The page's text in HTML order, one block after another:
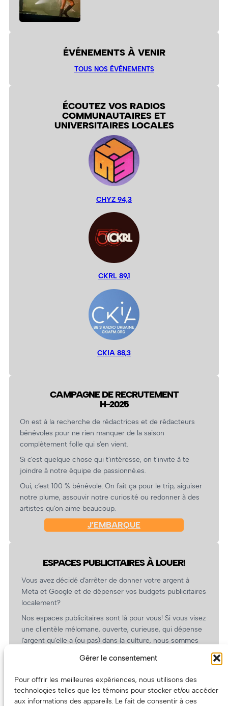
Gérer le consentement
Pour offrir les meilleures expériences, nous utilisons des
technologies telles que les témoins pour stocker et/ou accéder
aux informations des appareils. Le fait de consentir à ces
ÉVÉNEMENTS À VENIR
TOUS NOS ÉVÉNEMENTS
ÉCOUTEZ VOS RADIOS
COMMUNAUTAIRES ET
UNIVERSITAIRES LOCALES
CHYZ 94,3
CKRL 89,1
CKIA 88,3
CAMPAGNE DE RECRUTEMENT
H-2025
On est à la recherche de rédactrices et de rédacteurs
bénévoles pour ne rien manquer de la saison
complètement folle qui s’en vient.
Si c’est quelque chose qui t’intéresse, on t’invite à te
joindre à notre équipe de passionné.es.
Oui, c’est 100 % bénévole. On fait ça pour le trip, aiguiser
notre plume, assouvir notre curiosité ou redonner à des
artistes qu’on aime beaucoup.
J’EMBARQUE
ESPACES PUBLICITAIRES À LOUER!
Vous avez décidé d’arrêter de donner votre argent à
Meta et Google et de dépenser vos budgets publicitaires
localement?
Nos espaces publicitaires sont là pour vous! Si vous visez
une clientèle mélomane, ouverte, curieuse, qui dépense
l’argent qu’elle a (ou pas) dans la culture, nous sommes
revient.
(Oui, on va avoir des tarifs spéciaux pour vous, les